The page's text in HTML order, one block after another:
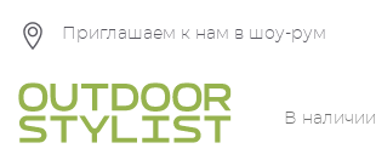
Приглашаем к нам в шоу-рум
В наличии